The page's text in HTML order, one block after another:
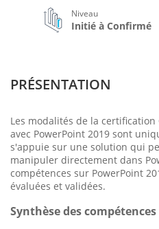
Niveau
Initié à Confirmé
PRÉSENTATION
Les modalités de la
avec PowerPoint 2019 sont
s'appuie sur une solution qui
manipuler directement dans
compétences sur PowerPoint
évaluées et validées.
Synthèse des